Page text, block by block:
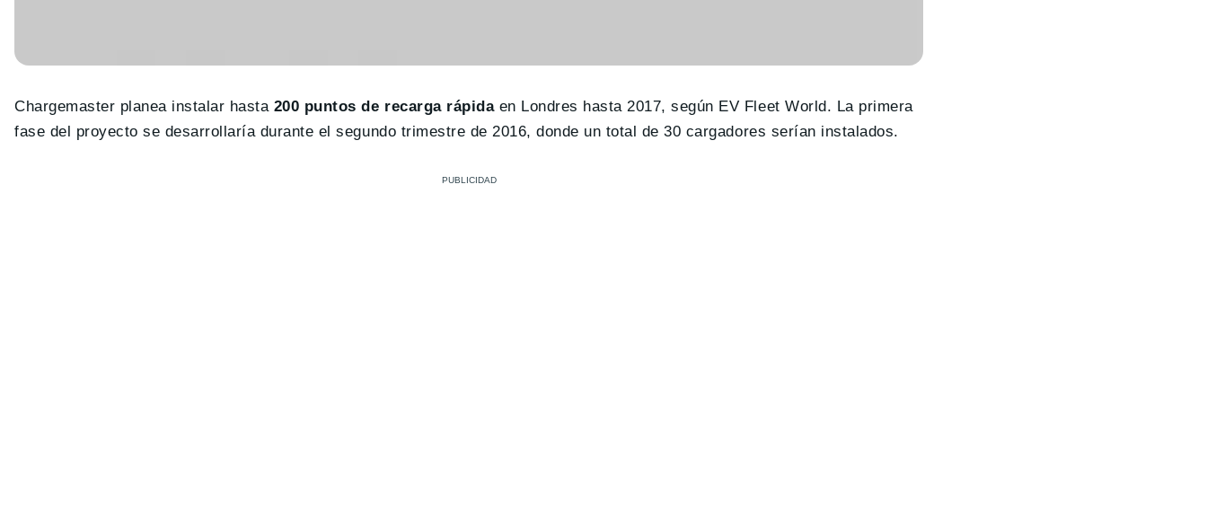
Chargemaster planea instalar hasta 200 puntos de recarga rápidaen Londres hasta 2017, según EV Fleet World. La primera
fase del proyecto se desarrollaría durante el segundo trimestre de 2016, donde un total de 30 cargadores serían instalados.